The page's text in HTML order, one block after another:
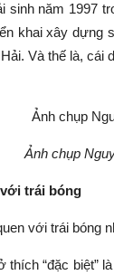
sinh năm 1997
khai xây dựng
Và thế là, cái
Ảnh chụp
trái bóng
với trái bóng
thích “đặc biệt”